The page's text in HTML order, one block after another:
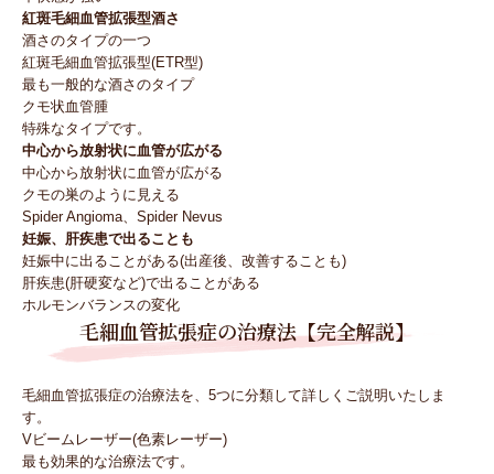
紅斑毛細血管拡張型酒さ
酒さのタイプの一つ
紅斑毛細血管拡張型(ETR型)
最も一般的な酒さのタイプ
クモ状血管腫
特殊なタイプです。
中心から放射状に血管が広がる
中心から放射状に血管が広がる
クモの巣のように見える
Spider Angioma、Spider Nevus
妊娠、肝疾患で出ることも
妊娠中に出ることがある(出産後、改善することも)
肝疾患(肝硬変など)で出ることがある
ホルモンバランスの変化
毛細血管拡張症の治療法【完全解説】
毛細血管拡張症の治療法を、5つに分類して詳しくご説明いたしま
す。
Vビームレーザー(色素レーザー)
最も効果的な治療法です。